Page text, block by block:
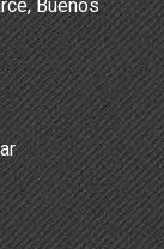
Buenos